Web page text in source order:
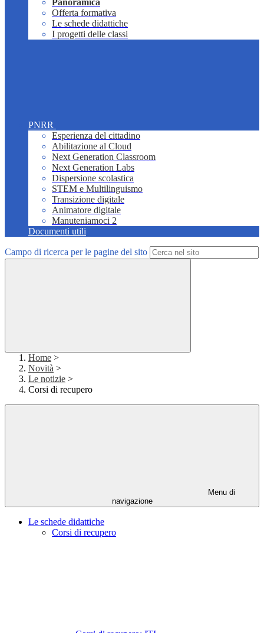
Panoramica
Offerta formativa
Le schede didattiche
I progetti delle classi
PNRR
Esperienza del cittadino
Abilitazione al Cloud
Next Generation Classroom
Next Generation Labs
Dispersione scolastica
STEM e Multilinguismo
Transizione digitale
Animatore digitale
Manuteniamoci 2
Documenti utili
Campo di ricerca per le pagine del sito
Home >
Novità >
Le notizie >
Corsi di recupero
Menu di
navigazione
Le schede didattiche
Corsi di recupero